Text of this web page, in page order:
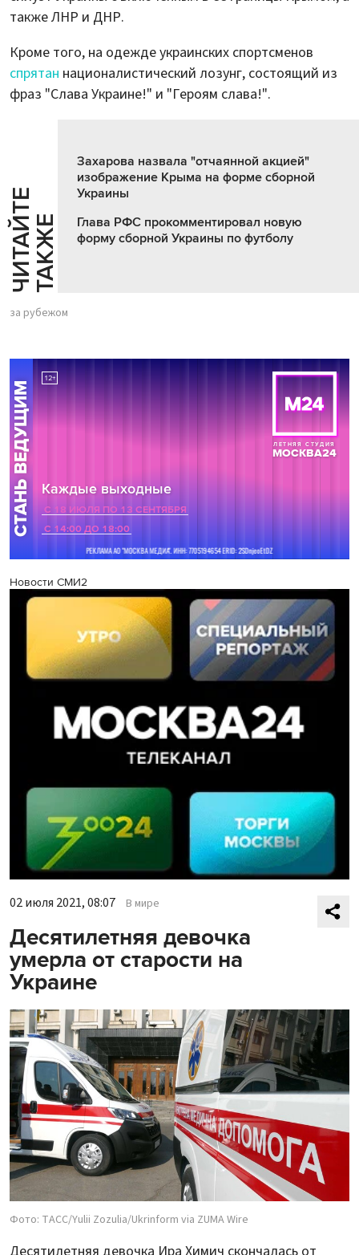
также ЛНР и ДНР.
Кроме того, на одежде украинских спортсменов
спрятан националистический лозунг, состоящий из
фраз "Слава Украине!" и "Героям слава!".
Ч
И
Т
АЙ
Т
Е
Т
А
К
ЖЕ
Захарова назвала "отчаянной акцией"
изображение Крыма на форме сборной
Украины
Глава РФС прокомментировал новую
форму сборной Украины по футболу
за рубежом
Новости СМИ2
02 июля 2021, 08:07 В мире
Десятилетняя девочка
умерла от старости на
Украине
Фото: ТАСС/Yulii Zozulia/Ukrinform via ZUMA Wire